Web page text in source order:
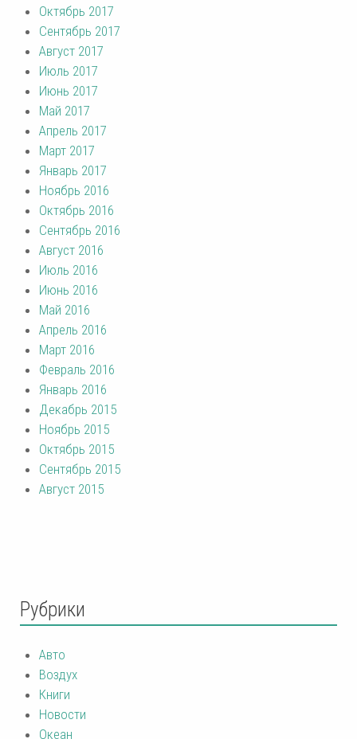
Октябрь 2017
Сентябрь 2017
Август 2017
Июль 2017
Июнь 2017
Май 2017
Апрель 2017
Март 2017
Январь 2017
Ноябрь 2016
Октябрь 2016
Сентябрь 2016
Август 2016
Июль 2016
Июнь 2016
Май 2016
Апрель 2016
Март 2016
Февраль 2016
Январь 2016
Декабрь 2015
Ноябрь 2015
Октябрь 2015
Сентябрь 2015
Август 2015
Рубрики
Авто
Воздух
Книги
Новости
Океан